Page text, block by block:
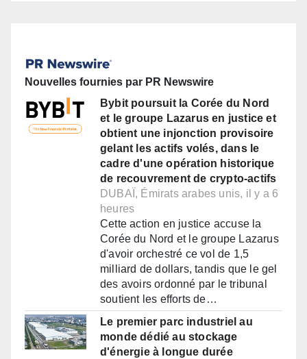
Nouvelles fournies par PR Newswire
Bybit poursuit la Corée du Nord
et le groupe Lazarus en justice et
obtient une injonction provisoire
gelant les actifs volés, dans le
cadre d'une opération historique
de recouvrement de crypto-actifs
DUBAÏ, Émirats arabes unis, il y a 6
heures
Cette action en justice accuse la
Corée du Nord et le groupe Lazarus
d'avoir orchestré ce vol de 1,5
milliard de dollars, tandis que le gel
des avoirs ordonné par le tribunal
soutient les efforts de…
Le premier parc industriel au
monde dédié au stockage
d'énergie à longue durée